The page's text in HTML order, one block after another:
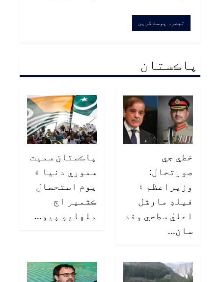
پاڪستان
خطي جي
صورتحال:
وزيراعظم ۽
فيلڊ مارشل
اعليٰ سطحي وفد
سان…
پاڪستان سميت
سموري دنيا ۾
يوم استحصال
ڪشمير اڄ
ملهايو پيو…